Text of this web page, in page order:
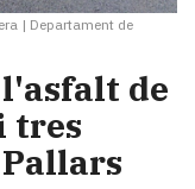
| Departament de
de
tres